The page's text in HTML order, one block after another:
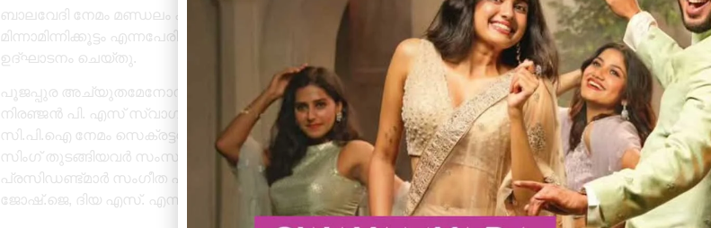
ബാലവേദി നേമം മണ്ഡലം കമ്മിറ്റി വിദ്യാർത്ഥികൾക്കായി അവധിക്കാല ക്യാമ്പ് സംഘടിപ്പിച്ചു .
മിന്നാമിന്നിക്കൂട്ടം എന്നപേരിൽ നടന്ന ക്യാമ്പ് കവിയും ഗാനരചയിതാവുമായ രാധാകൃഷ്ണൻ കുന്നുംപുറം
ഉദ്ഘാടനം ചെയ്തു.
പൂജപ്പുര അച്യുതമേനോൻ ഫൗണ്ടേഷൻ ഹാളിൽ നടന്ന ചടങ്ങിൽ അനന്യ അധ്യക്ഷത വഹിച്ചു.
നിരഞ്ജൻ പി. എസ് സ്വാഗതം പറഞ്ഞു . ക്യാമ്പിൽ കുട്ടികളുടെ വിവിധ കലാപരിപാടികൾ നടന്നു.
സി.പി.ഐ നേമം സെക്രട്ടറി പാപ്പനംകോട് അജയൻ,എം എസ് . സുജിത്ത്, മുജീബ് റഹ്മാൻ, അഡ്വ. പ്രതാപ്
സിംഗ് തുടങ്ങിയവർ സംസാരിച്ചു. ബാലവേദിമണ്ഡലം പ്രസിഡന്റ് ദേവനന്ദൻ ജെ.എസ്., വൈസ്
പ്രസിഡണ്ട്മാർ സംഗീത എൽ.എസ്, ആദിത്യൻ എസ്. ഒ സെക്രട്ടറി തേജസ്, ജോയിന്റ് സെക്രട്ടറിമാർ
ജോഷ്.ജെ, ദിയ എസ്. എന്നിവരെയും പതിനൊന്ന് അംഗ എക്സിക്യൂട്ടീവ് കമ്മിറ്റിയെയും തിരഞ്ഞെടുത്തു.